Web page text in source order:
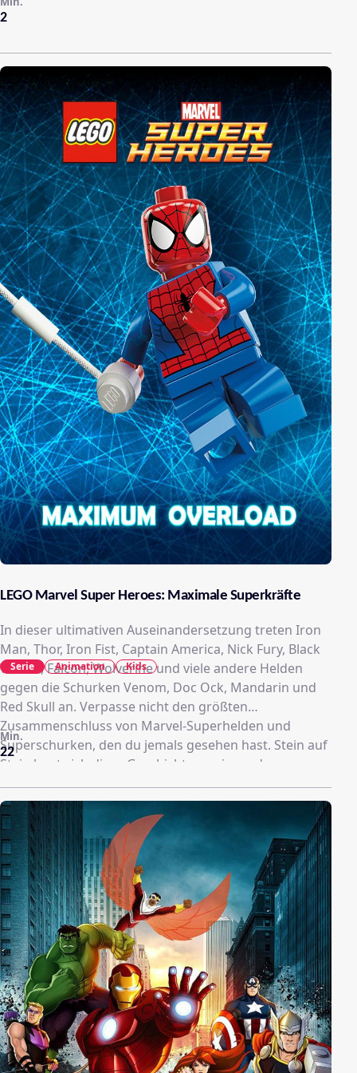
2
LEGO Marvel Super Heroes: Maximale Superkräfte
In dieser ultimativen Auseinandersetzung treten Iron
Man, Thor, Iron Fist, Captain America, Nick Fury, Black
Widow, Falcon, Wolverine und viele andere Helden
gegen die Schurken Venom, Doc Ock, Mandarin und
Red Skull an. Verpasse nicht den größten
Zusammenschluss von Marvel-Superhelden und
Superschurken, den du jemals gesehen hast. Stein auf
Stein baut sich diese Geschichte zu einem der
epischsten Marvelabenteuer auf. Und natürlich darf
ein besonderer Gastauftritt in diesem Lego-Marvel
Special nicht fehlen...
22
Min.
Serie Animation Kids